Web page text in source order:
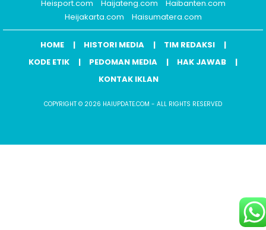
Heisport.com
Haijateng.com
Haibanten.com
Heijakarta.com
Haisumatera.com
HOME HISTORI MEDIA
TIM REDAKSI
KODE ETIK
PEDOMAN MEDIA
HAK JAWAB
KONTAK IKLAN
COPYRIGHT © 2026 HAIUPDATE.COM - ALL RIGHTS RESERVED